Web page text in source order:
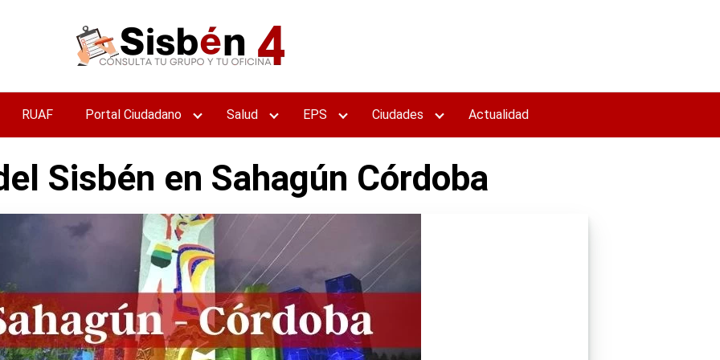
RUAF Portal Ciudadano Salud EPS Ciudades Actualidad
Sisbén en Sahagún Córdoba